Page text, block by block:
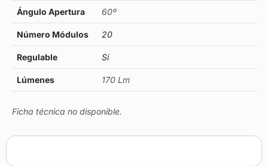
Ángulo Apertura 60º
Número Módulos 20
Regulable Sí
Lúmenes 170 Lm
Ficha técnica no disponible.